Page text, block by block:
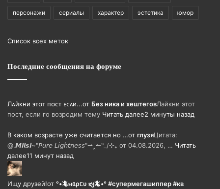
персонажи сериалы характер эстетика юмор
Список всех меток
Последние сообщения на форуме
Лᴀйᴋни ϶ᴛᴏᴛ ᴨᴏᴄᴛ ᴇᴄᴧи...от Без ника и хештеговЛайкни этот
пост, если го возродим тему Читать далее2 минуты назад
В каком возрасте уже считается но …от глузяЦитата:
@.𝙈𝙞𝙡𝙨𝙞~"𝘗𝘶𝘳𝘦 𝘓𝘪𝘨𝘩𝘵𝘯𝘦𝘴𝘴"⇀‸↼‶_/⊹₊ от 04.08.2026, … Читать
далее11 минут назад
Ищу друзей!от °•🦎ⲙᥲρᥴυ ⲃ𐔤🦎•° #супермегашиппер #кв